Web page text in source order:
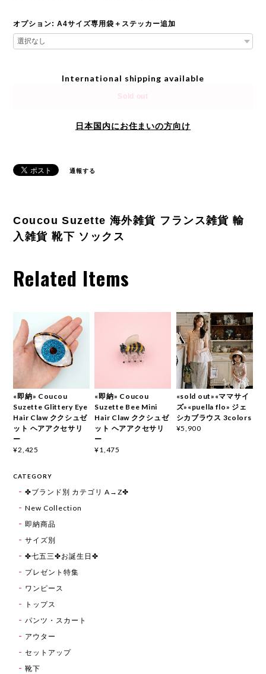
オプション: A4サイズ専用袋＋ステッカー追加
International shipping available
Sold out
日本国内にお住まいの方向け
通報する
Coucou Suzette 海外雑貨 フランス雑貨 輸
入雑貨 靴下 ソックス
Related Items
«即納» Coucou
Suzette Glittery Eye
Hair Claw ククシュゼ
ット ヘアアクセサリ
ー
¥2,425
«即納» Coucou
Suzette Bee Mini
Hair Claw ククシュゼ
ット ヘアアクセサリ
ー
¥1,475
«sold out»«ママサイ
ズ»«puella flo» ジェ
シカブラウス 3colors
¥5,900
CATEGORY
✤ブランド別 カテゴリ A→Z✤
New Collection
即納商品
サイズ別
✤七五三✤お誕生日✤
プレゼント特集
ワンピース
トップス
パンツ・スカート
アウター
セットアップ
靴下